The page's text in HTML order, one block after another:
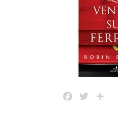
FacebookTwitter